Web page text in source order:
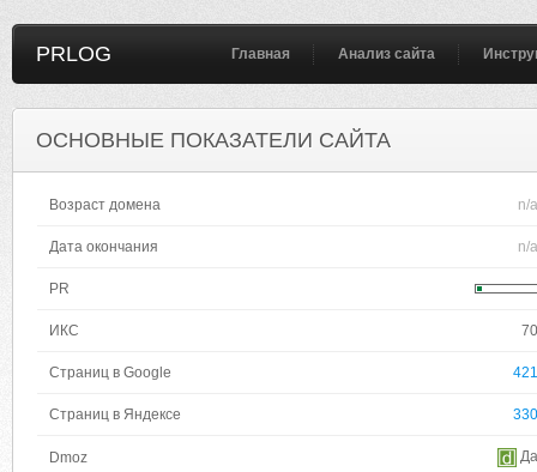
PRLOG Главная Анализ сайта
ОСНОВНЫЕ ПОКАЗАТЕЛИ САЙТА
Возраст домена n/a
Дата окончания n/a
PR
ИКС 70
Страниц в Google 421
Страниц в Яндексе 330
Dmoz Да